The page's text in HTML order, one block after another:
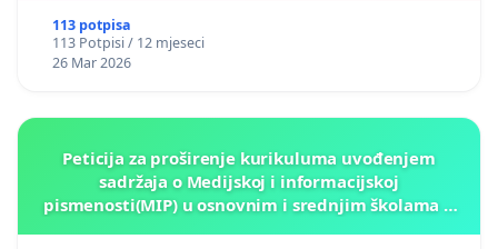
113 potpisa
113 Potpisi / 12 mjeseci
26 Mar 2026
Peticija za proširenje kurikuluma uvođenjem
sadržaja o Medijskoj i informacijskoj
pismenosti(MIP) u osnovnim i srednjim školama u